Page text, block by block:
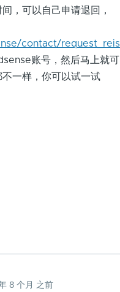
，可以自己申请退回，
contact/
账号，然后马上就可
一样，你可以试一试
8 个月 之前